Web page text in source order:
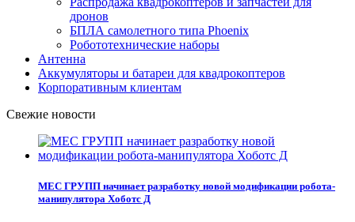
дронов
БПЛА самолетного типа Phoenix
Робототехнические наборы
Антенна
Аккумуляторы и батареи для квадрокоптеров
Корпоративным клиентам
Свежие новости
МЕС ГРУПП начинает разработку новой модификации робота-
манипулятора Хоботс Д